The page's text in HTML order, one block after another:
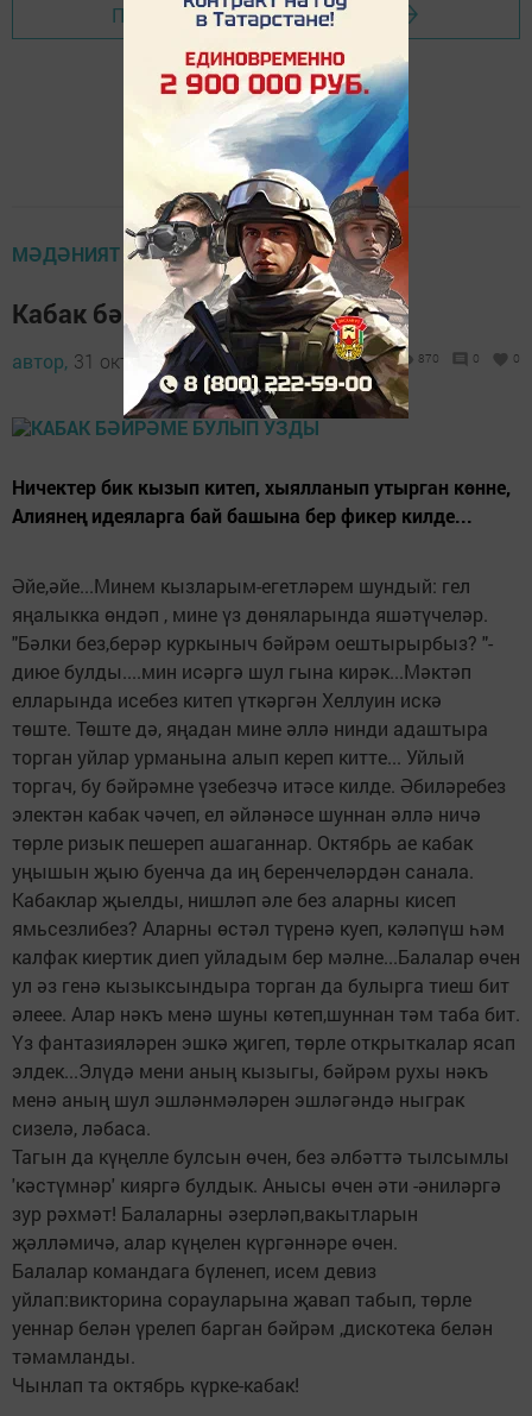
Перейти на страницу новости
МӘДӘНИЯТ
Кабак бәйрәме булып узды
автор, 31 октябрь 2022 - 14:15 870 0 0
Ничектер бик кызып китеп, хыялланып утырган көнне,
Алиянең идеяларга бай башына бер фикер килде...
Әйе,әйе...Минем кызларым-егетләрем шундый: гел
яңалыкка өндәп , мине үз дөняларында яшәтүчеләр.
"Бәлки без,берәр куркыныч бәйрәм оештырырбыз? "-
диюе булды....мин исәргә шул гына кирәк...Мәктәп
елларында исебез китеп үткәргән Хеллуин искә
төште. Төште дә, яңадан мине әллә нинди адаштыра
торган уйлар урманына алып кереп китте... Уйлый
торгач, бу бәйрәмне үзебезчә итәсе килде. Әбиләребез
электән кабак чәчеп, ел әйләнәсе шуннан әллә ничә
төрле ризык пешереп ашаганнар. Октябрь ае кабак
уңышын җыю буенча да иң беренчеләрдән санала.
Кабаклар җыелды, нишләп әле без аларны кисеп
ямьсезлибез? Аларны өстәл түренә куеп, кәләпүш һәм
калфак киертик диеп уйладым бер мәлне...Балалар өчен
ул әз генә кызыксындыра торган да булырга тиеш бит
әлеее. Алар нәкъ менә шуны көтеп,шуннан тәм таба бит.
Үз фантазияләрен эшкә җигеп, төрле открыткалар ясап
элдек...Элүдә мени аның кызыгы, бәйрәм рухы нәкъ
менә аның шул эшләнмәләрен эшләгәндә ныграк
сизелә, ләбаса.
Тагын да күңелле булсын өчен, без әлбәттә тылсымлы
'кәстүмнәр' кияргә булдык. Анысы өчен әти -әниләргә
зур рәхмәт! Балаларны әзерләп,вакытларын
җәлләмичә, алар күңелен күргәннәре өчен.
Балалар командага бүленеп, исем девиз
уйлап:викторина сорауларына җавап табып, төрле
уеннар белән үрелеп барган бәйрәм ,дискотека белән
тәмамланды.
Чынлап та октябрь күрке-кабак!